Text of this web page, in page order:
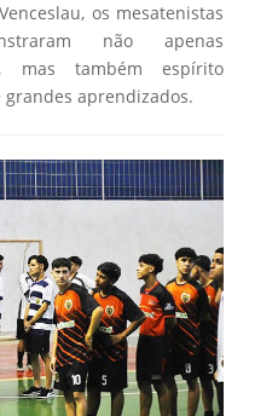
os mesatenistas
não apenas
mas também espírito
aprendizados.